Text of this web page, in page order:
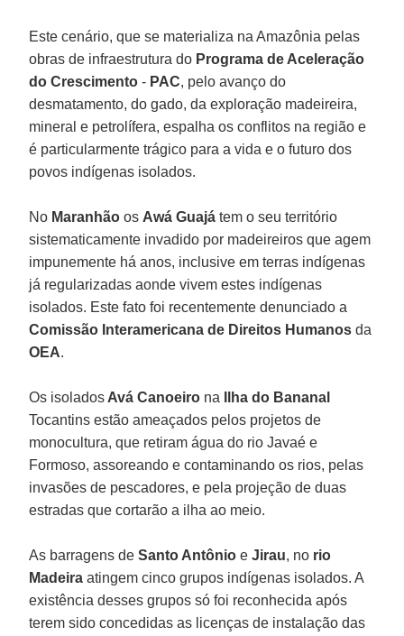
Este cenário, que se materializa na Amazônia pelas
obras de infraestrutura do Programa de Aceleração
do Crescimento - PAC, pelo avanço do
desmatamento, do gado, da exploração madeireira,
mineral e petrolífera, espalha os conflitos na região e
é particularmente trágico para a vida e o futuro dos
povos indígenas isolados.
No Maranhão os Awá Guajá tem o seu território
sistematicamente invadido por madeireiros que agem
impunemente há anos, inclusive em terras indígenas
já regularizadas aonde vivem estes indígenas
isolados. Este fato foi recentemente denunciado a
Comissão Interamericana de Direitos Humanos da
OEA.
Os isolados Avá Canoeiro na
Ilha do Bananal
Tocantins estão ameaçados pelos projetos de
monocultura, que retiram água do rio Javaé e
Formoso, assoreando e contaminando os rios, pelas
invasões de pescadores, e pela projeção de duas
estradas que cortarão a ilha ao meio.
As barragens deSanto Antônio eJirau, no rio
Madeira atingem cinco grupos indígenas isolados. A
existência desses grupos só foi reconhecida após
terem sido concedidas as licenças de instalação das